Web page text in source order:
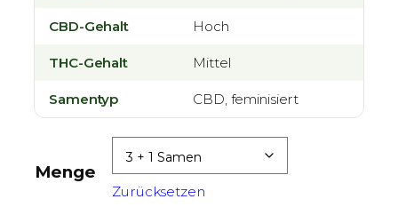
2
8
,
CBD-Gehalt Hoch
THC-Gehalt Mittel
Samentyp CBD, feminisiert
Menge
Zurücksetzen